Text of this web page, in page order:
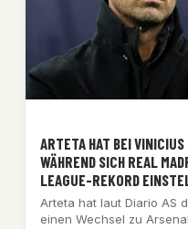
ARTETA HAT BEI
WÄHREND SICH REAL
LEAGUE-REKORD
Arteta hat laut Diario AS
einen Wechsel zu